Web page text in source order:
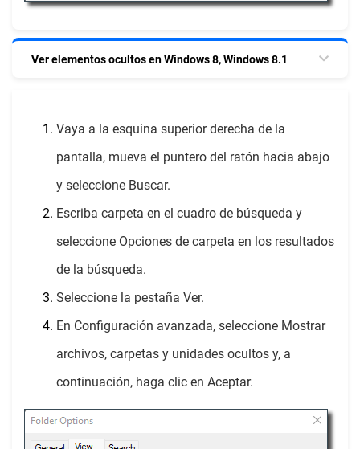
Ver elementos ocultos en Windows 8, Windows 8.1
Vaya a la esquina superior derecha de la
pantalla, mueva el puntero del ratón hacia abajo
y seleccione Buscar.
Escriba carpeta en el cuadro de búsqueda y
seleccione Opciones de carpeta en los resultados
de la búsqueda.
Seleccione la pestaña Ver.
En Configuración avanzada, seleccione Mostrar
archivos, carpetas y unidades ocultos y, a
continuación, haga clic en Aceptar.